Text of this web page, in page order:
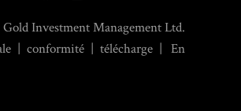
Investment Management Ltd.
| conformité | télécharge | En